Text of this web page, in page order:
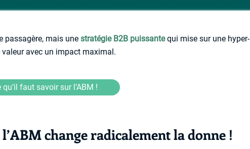
passagère, mais une stratégie B2B puissantequi mise surune hyper-
avec un impact maximal.
qu’il faut savoir sur l’ABM !
change radicalement la donne !